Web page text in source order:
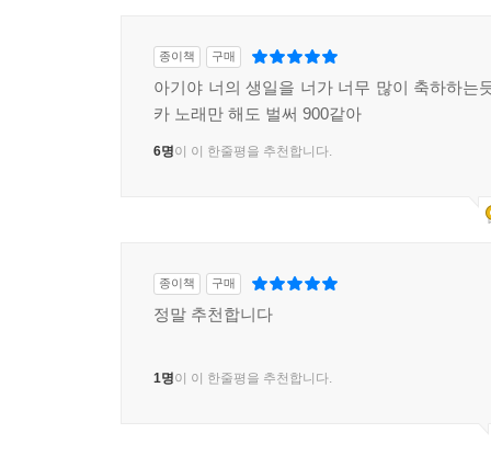
종이책 구매
아기야 너의 생일을 너가 너무 많이 축하하는
카 노래만 해도 벌써 900같아
6명이 이 한줄평을 추천합니다.
종이책 구매
정말 추천합니다
1명이 이 한줄평을 추천합니다.